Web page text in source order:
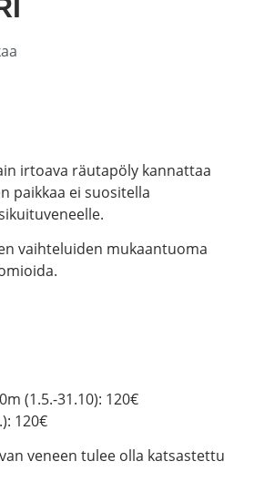
irtoava räutapöly kannattaa
paikkaa ei suositella
vaihteluiden mukaantuoma
(1.5.-31.10): 120€
120€
veneen tulee olla katsastettu